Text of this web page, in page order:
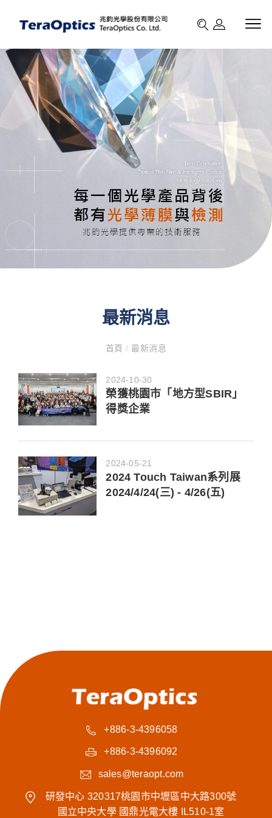
最新消息
首頁/ 最新消息
2024-10-30
榮獲桃園市「地方型SBIR」
得獎企業
2024-05-21
2024 Touch Taiwan系列展
2024/4/24(三) - 4/26(五)
+886-3-4396058
+886-3-4396092
sales@teraopt.com
研發中心 320317桃園市中壢區中大路300號
國立中央大學 國鼎光電大樓 IL510-1室